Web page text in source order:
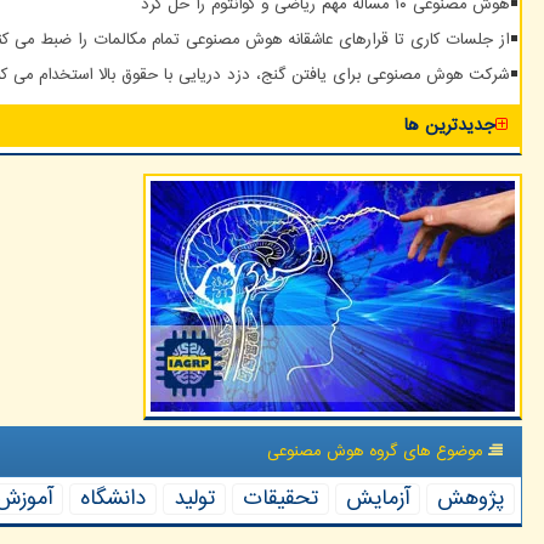
از جلسات کاری تا قرارهای عاشقانه هوش مصنوعی تمام مکالمات را ضبط می
شرکت هوش مصنوعی برای یافتن گنج، دزد دریایی با حقوق بالا استخدام می
جدیدترین ها
موضوع های گروه هوش مصنوعی
پژوهش آزمایش تحقیقات تولید دانشگاه